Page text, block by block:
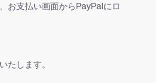
お支払い画面からPayPalにロ
たします。